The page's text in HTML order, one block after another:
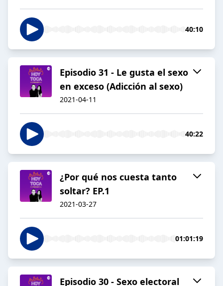
40:10
Episodio 31 - Le gusta el sexo
en exceso (Adicción al sexo)
2021-04-11
40:22
¿Por qué nos cuesta tanto
soltar? EP.1
2021-03-27
01:01:19
Episodio 30 - Sexo electoral